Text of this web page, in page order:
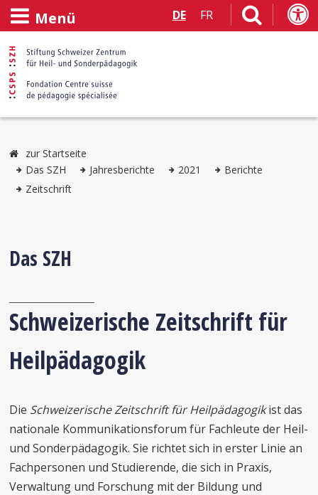
Menü DE FR
zur Startseite
Das SZH
Jahresberichte 2021
Berichte
Zeitschrift
Das SZH
Schweizerische Zeitschrift für
Heilpädagogik
Die Schweizerische Zeitschrift für Heilpädagogikist das
nationale Kommunikationsforum für Fachleute der Heil-
und Sonderpädagogik. Sie richtet sich in erster Linie an
Fachpersonen und Studierende, die sich in Praxis,
Verwaltung und Forschung mit der Bildung und